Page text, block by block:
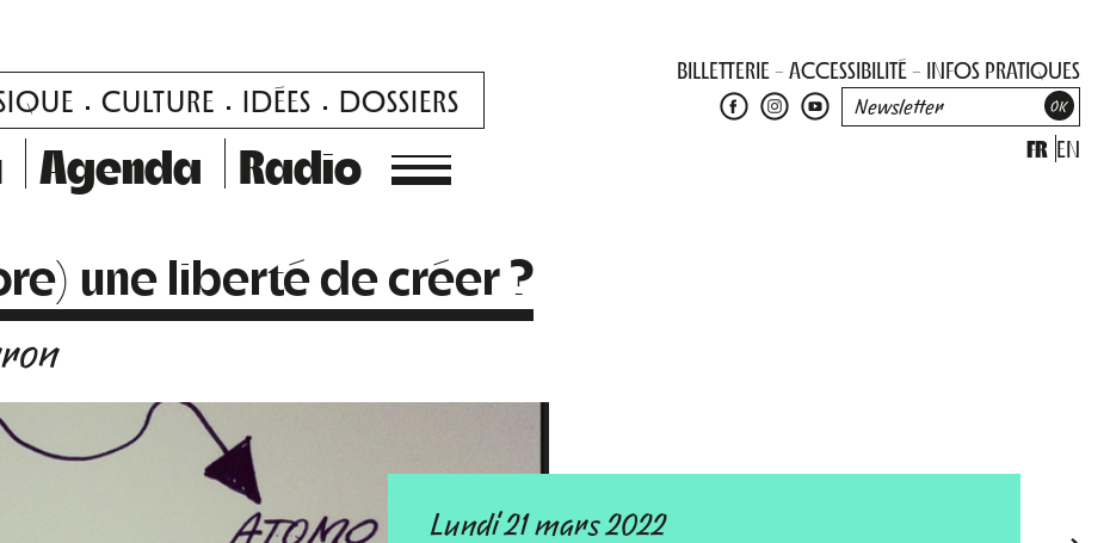
CULTURE IDÉES DOSSIERS
Agenda Radio
BILLETTERIE ACCESSIBILITÉ INFOS PRATIQUES
FR EN
une liberté de créer ?
Lundi 21 mars 2022